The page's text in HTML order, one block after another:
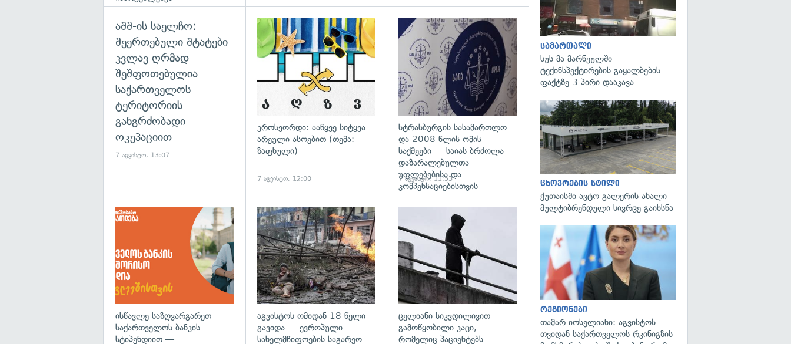
აშშ-ის საელჩო:
შეერთებული შტატები
კვლავ ღრმად
შეშფოთებულია
საქართველოს
ტერიტორიის
განგრძობადი
ოკუპაციით
7 აგვისტო, 13:07
გადახედვა
კროსვორდი: ააწყვე სიტყვა
არეული ასოებით (თემა:
ზაფხული)
7 აგვისტო, 12:00
გადახედვა
სტრასბურგის სასამართლო
და 2008 წლის ომის
საქმეები — საიას ბრძოლა
დაზარალებულთა
უფლებებისა და
კომპენსაციებისთვის
7 აგვისტო, 11:53
ისწავლე საზღვარგარეთ
საქართველოს ბანკის
სტიპენდიით —
აგვისტოს ომიდან 18 წელი
გავიდა — ევროპული
სახელმწიფოების საგარეო
ცელიანი სიკვდილივით
გამოწყობილი კაცი,
რომელიც პაციენტებს
სამართალი
სუს-მა მარნეულში
ტექინსპექტირების გაყალბების
ფაქტზე 3 პირი დააკავა
ცხოვრების სტილი
ქუთაისში ავტო გალერის ახალი
მულტიბრენდული სივრცე გაიხსნა
რეგიონები
თამარ იოსელიანი: აგვისტოს
თვიდან საქართველოს რკინიგზის